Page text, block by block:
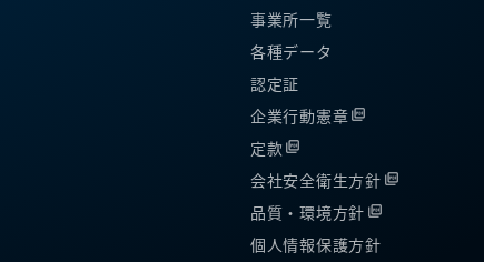
事業所一覧
各種データ
認定証
企業行動憲章
定款
会社安全衛生方針
品質・環境方針
個人情報保護方針